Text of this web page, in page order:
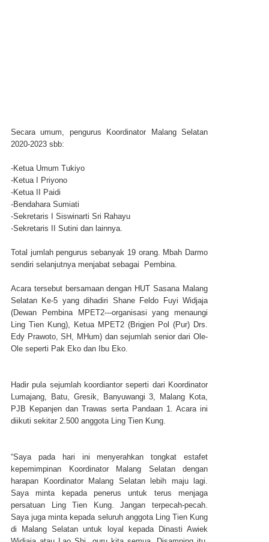
Secara umum, pengurus Koordinator Malang Selatan
2020-2023 sbb:
-Ketua Umum Tukiyo
-Ketua I Priyono
-Ketua II Paidi
-Bendahara Sumiati
-Sekretaris I Siswinarti Sri Rahayu
-Sekretaris II Sutini dan lainnya.
Total jumlah pengurus sebanyak 19 orang. Mbah Darmo
sendiri selanjutnya menjabat sebagai Pembina.
Acara tersebut bersamaan dengan HUT Sasana Malang
Selatan Ke-5 yang dihadiri Shane Feldo Fuyi Widjaja
(Dewan Pembina MPET2---organisasi yang menaungi
Ling Tien Kung), Ketua MPET2 (Brigjen Pol (Pur) Drs.
Edy Prawoto, SH, MHum) dan sejumlah senior dari Ole-
Ole seperti Pak Eko dan Ibu Eko.
Hadir pula sejumlah koordiantor seperti dari Koordinator
Lumajang, Batu, Gresik, Banyuwangi 3, Malang Kota,
PJB Kepanjen dan Trawas serta Pandaan 1. Acara ini
diikuti sekitar 2.500 anggota Ling Tien Kung.
“Saya pada hari ini menyerahkan tongkat estafet
kepemimpinan Koordinator Malang Selatan dengan
harapan Koordinator Malang Selatan lebih maju lagi.
Saya minta kepada penerus untuk terus menjaga
persatuan Ling Tien Kung. Jangan terpecah-pecah.
Saya juga minta kepada seluruh anggota Ling Tien Kung
di Malang Selatan untuk loyal kepada Dinasti Awiek